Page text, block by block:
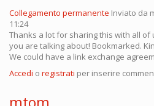
Collegamento permanente Inviato da
11:24
Thanks a lot for sharing this with all
you are talking about! Bookmarked.
We could have a link exchange
Accedi o registrati per inserire